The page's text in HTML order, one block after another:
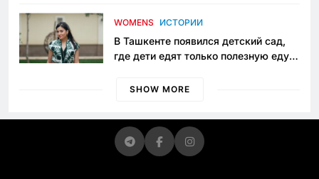
приговору
WOMENS ИСТОРИИ
В Ташкенте появился детский сад,
где дети едят только полезную еду.
просить «кашу без сахара»
SHOW MORE